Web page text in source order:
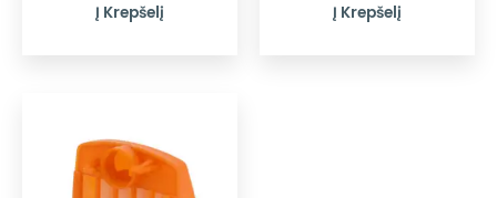
Į Krepšelį Į Krepšelį